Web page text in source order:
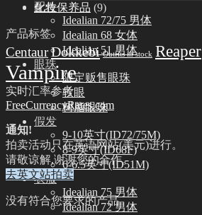
配件
Idealian 72/75 男体
Idealian 68 女体
Idealian 51 男体
眼珠
限定贩售眼珠
软眼
树脂眼珠
假发
9-10英寸(ID72/75M)
8-9英寸(ID68F)
6-6.5英寸(ID51M)
衣服
Idealian 75 男体
Idealian 72 男体
化妆保养品 (9)
产品标签
CentaurDokkebi Outfits in stock Reaper
Vampire
实时汇率参考
FreeCurrencyRates.com
通知!
拍卖活动只在英语网站(美元)进行。
请敬谅解,谢谢您的合作。
去英文站拍卖
没有符合您要求的产品